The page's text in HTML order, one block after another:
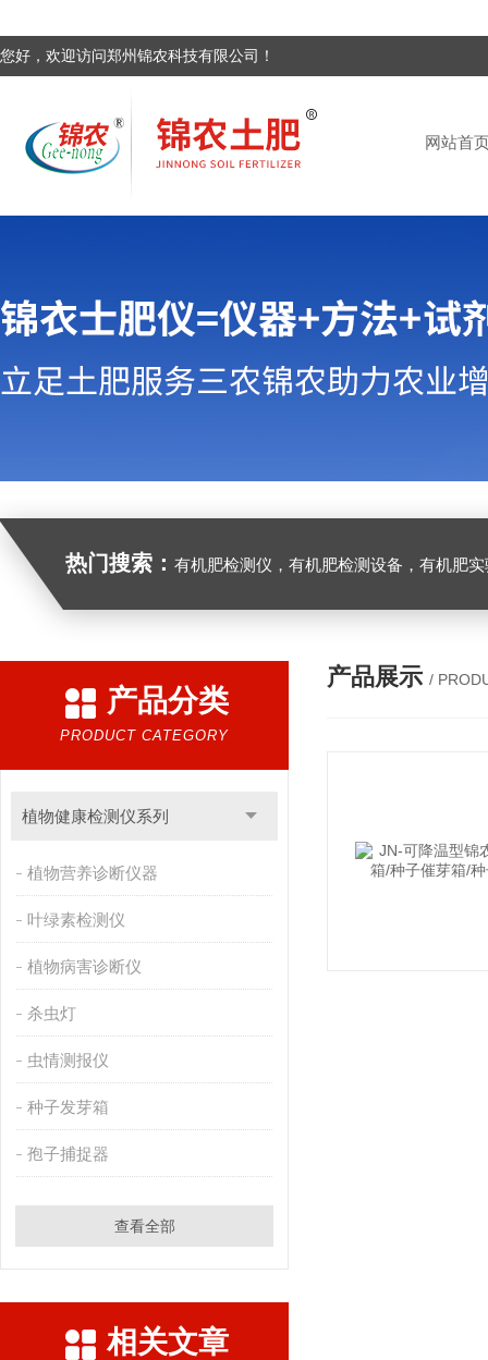
您好，欢迎访问郑州锦农科技有限公司！
网站首
热门搜索： 有机肥检测仪，有机肥检测设备，有机肥实验室设备，生物有
产品分类
PRODUCT CATEGORY
植物健康检测仪系列
植物营养诊断仪器
叶绿素检测仪
植物病害诊断仪
杀虫灯
虫情测报仪
种子发芽箱
孢子捕捉器
查看全部
相关文章
产品展示 /